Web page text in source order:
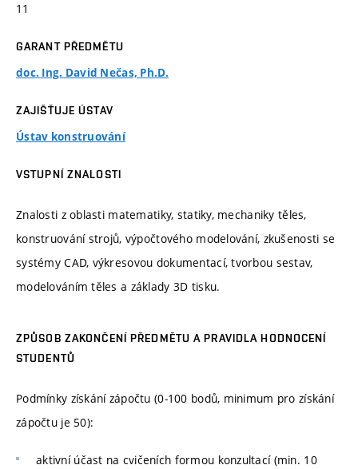
11
GARANT PŘEDMĚTU
doc. Ing. David Nečas, Ph.D.
ZAJIŠŤUJE ÚSTAV
Ústav konstruování
VSTUPNÍ ZNALOSTI
Znalosti z oblasti matematiky, statiky, mechaniky těles,
konstruování strojů, výpočtového modelování, zkušenosti se
systémy CAD, výkresovou dokumentací, tvorbou sestav,
modelováním těles a základy 3D tisku.
ZPŮSOB ZAKONČENÍ PŘEDMĚTU A PRAVIDLA HODNOCENÍ
STUDENTŮ
Podmínky získání zápočtu (0-100 bodů, minimum pro získání
zápočtu je 50):
aktivní účast na cvičeních formou konzultací (min. 10